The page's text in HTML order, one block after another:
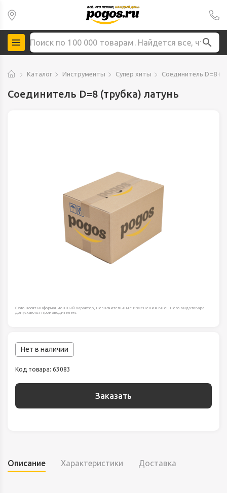
Каталог Инструменты Супер хиты Соединитель D=8
Соединитель D=8 (трубка) латунь
Фото носят информационный характер, незначительные изменения внешнего вида товара
допускаются производителем.
Нет в наличии
Код товара: 63083
Заказать
Описание Характеристики Доставка